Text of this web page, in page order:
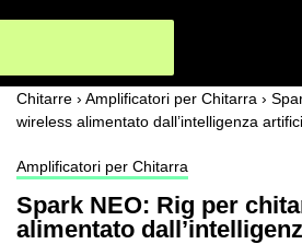
Chitarre › Amplificatori per Chitarra ›
wireless alimentato dall’intelligenza
Amplificatori per Chitarra
Spark NEO: Rig per
alimentato